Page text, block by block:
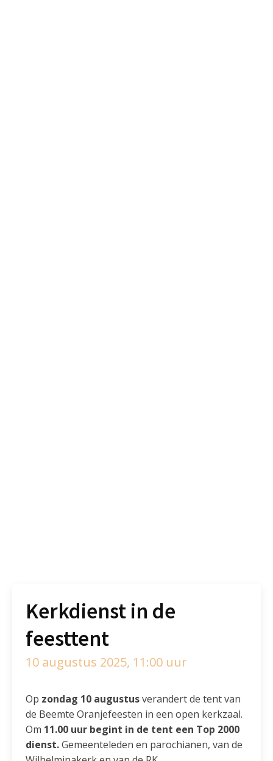
Kerkdienst in de
feesttent
10 augustus 2025, 11:00 uur
Op zondag 10 augustusverandert de tent van
de Beemte Oranjefeesten in een open kerkzaal.
Om 11.00 uur begint in de tent een Top 2000
dienst.Gemeenteleden en parochianen, van de